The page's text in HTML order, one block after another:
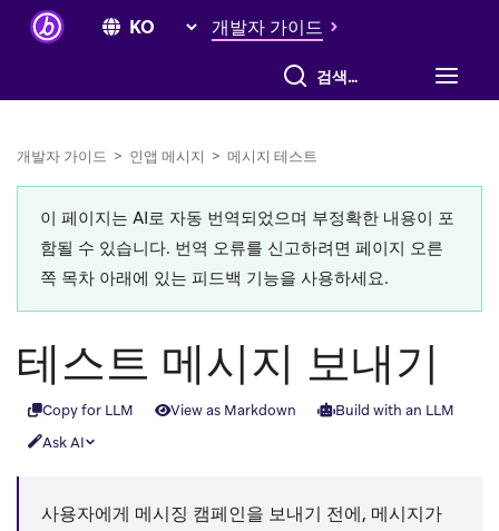
개발자 가이드
전체 검색
개발자 가이드 > 인앱 메시지 > 메시지 테스트
이 페이지는 AI로 자동 번역되었으며 부정확한 내용이 포
함될 수 있습니다. 번역 오류를 신고하려면 페이지 오른
쪽 목차 아래에 있는 피드백 기능을 사용하세요.
테스트 메시지 보내기
Copy for LLM View as Markdown
Build with an LLM
Ask AI
사용자에게 메시징 캠페인을 보내기 전에, 메시지가